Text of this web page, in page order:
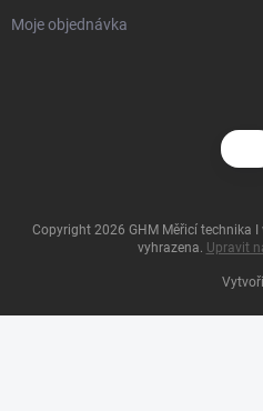
Moje objednávka
Copyright 2026 GHM Měřicí technika I
vyhrazena. Upravit